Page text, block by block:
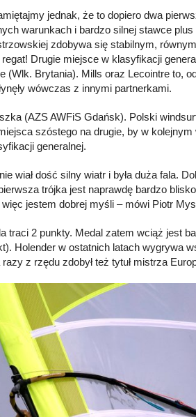
jednak, że to dopiero dwa
warunkach i bardzo silnej stawce plus
zdobywa się stabilnym,
Drugie miejsce w klasyfikacji
Brytania). Mills oraz Lecointre to,
wówczas z innymi partnerkami.
(AZS AWFiS Gdańsk). Polski
szóstego na drugie, by w
generalnej.
wiał dość silny wiatr i była duża fala.
trójka jest naprawdę bardzo
jestem dobrej myśli – mówi Piotr
2 punkty. Medal zatem wciąż jest
Holender w ostatnich latach wygrywa
z rzędu zdobył też tytuł mistrza